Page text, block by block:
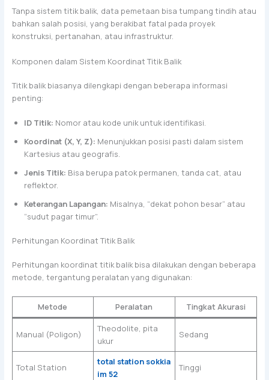
Tanpa sistem titik balik, data pemetaan bisa tumpang tindih atau
bahkan salah posisi, yang berakibat fatal pada proyek
konstruksi, pertanahan, atau infrastruktur.
Komponen dalam Sistem Koordinat Titik Balik
Titik balik biasanya dilengkapi dengan beberapa informasi
penting:
ID Titik: Nomor atau kode unik untuk identifikasi.
Koordinat (X, Y, Z): Menunjukkan posisi pasti dalam sistem
Kartesius atau geografis.
Jenis Titik: Bisa berupa patok permanen, tanda cat, atau
reflektor.
Keterangan Lapangan: Misalnya, “dekat pohon besar” atau
“sudut pagar timur”.
Perhitungan Koordinat Titik Balik
Perhitungan koordinat titik balik bisa dilakukan dengan beberapa
metode, tergantung peralatan yang digunakan:
Metode Peralatan Tingkat Akurasi
Manual (Poligon)
Theodolite, pita
ukur
Sedang
Total Station
total station sokkia
im 52
Tinggi